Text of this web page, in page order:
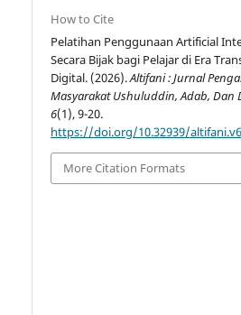
How to Cite
Pelatihan Penggunaan Artificial
Secara Bijak bagi Pelajar di Era
Digital. (2026).Altifani : Jurnal
Masyarakat Ushuluddin, Adab, Dan
6(1), 9-20.
https://doi.org/10.32939/
More Citation Formats